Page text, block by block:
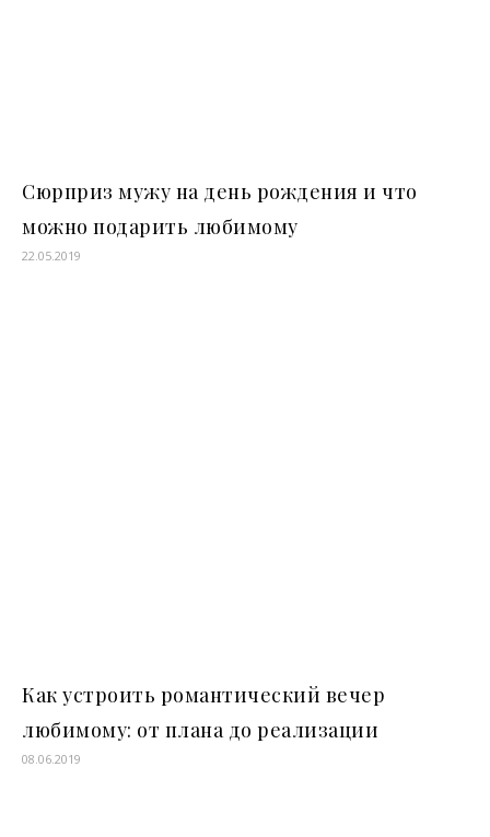
Сюрприз мужу на день рождения и что
можно подарить любимому
22.05.2019
Как устроить романтический вечер
любимому: от плана до реализации
08.06.2019